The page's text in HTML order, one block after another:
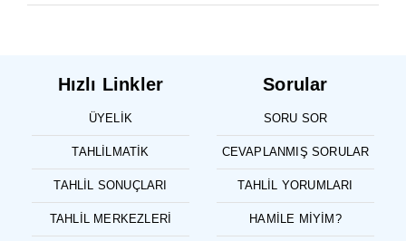
Hızlı Linkler
ÜYELIK
TAHLILMATIK
TAHLIL SONUÇLARI
TAHLIL MERKEZLERI
Sorular
SORU SOR
CEVAPLANMIŞ SORULAR
TAHLIL YORUMLARI
HAMILE MIYIM?